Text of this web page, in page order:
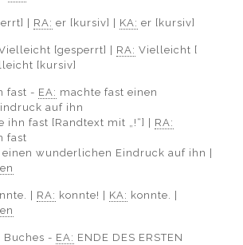
| RA: er [kursiv] | KA: er [kursiv]
[gesperrt] | RA: Vielleicht [
[kursiv]
fast - EA: machte fast einen
auf ihn
ihn fast [Randtext mit „!“] | RA:
fast
wunderlichen Eindruck auf ihn |
| RA: konnte! | KA: konnte. |
Buches - EA: ENDE DES ERSTEN